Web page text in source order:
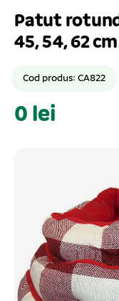
Patut
45, 54, 62
Cod produs: CA822
0 lei